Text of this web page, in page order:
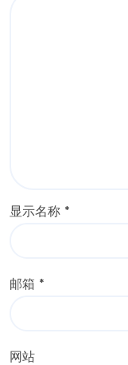
显示名称 *
邮箱 *
网站